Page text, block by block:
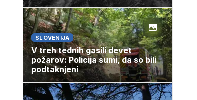
SLOVENIJA
V treh tednih gasili devet
požarov: Policija sumi, da so bili
podtaknjeni